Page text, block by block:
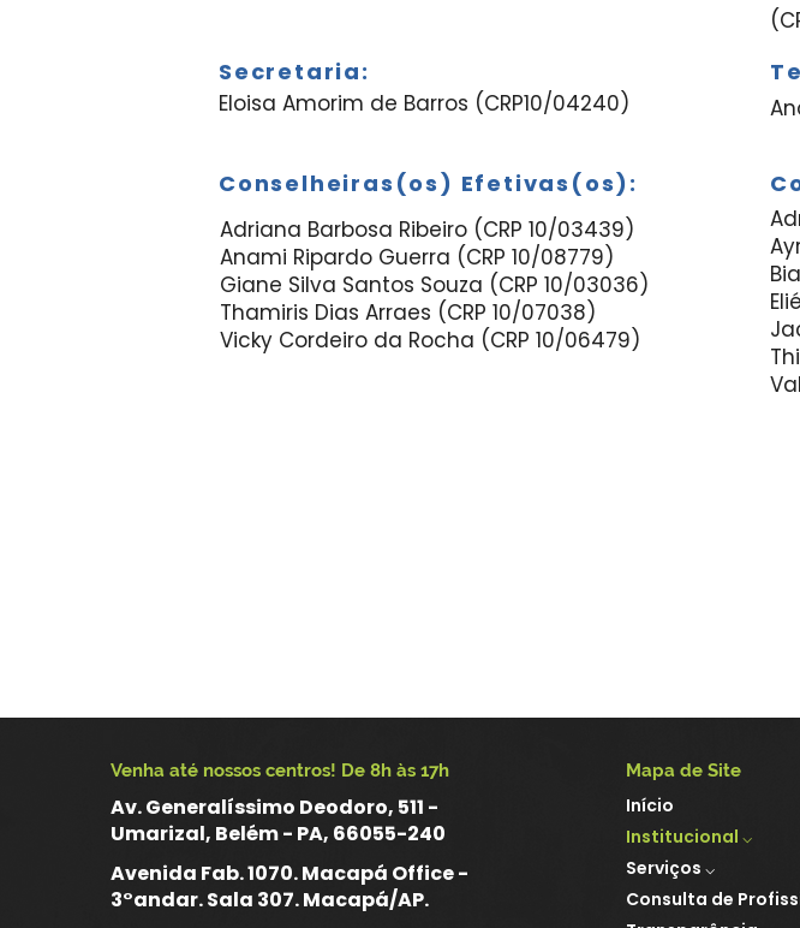
Secretaria:
Eloisa Amorim de Barros (CRP10/04240)
Conselheiras(os) Efetivas(os):
Adriana Barbosa Ribeiro (CRP 10/03439)
Anami Ripardo Guerra (CRP 10/08779)
Giane Silva Santos Souza (CRP 10/03036)
Thamiris Dias Arraes (CRP 10/07038)
Vicky Cordeiro da Rocha (CRP 10/06479)
Venha até nossos centros! De 8h às 17h
Av. Generalíssimo Deodoro, 511 -
Umarizal, Belém - PA, 66055-240
Avenida Fab. 1070. Macapá Office -
3°andar. Sala 307. Macapá/AP.
Mapa de Site
Início
Institucional ⌵
Serviços ⌵
Consulta de